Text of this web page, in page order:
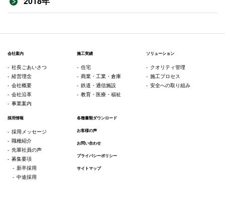
会社案内
社長ごあいさつ
経営理念
会社概要
会社沿革
事業案内
施工実績
住宅
商業・工業・倉庫
鉄道・通信施設
教育・医療・福祉
ソリューション
クオリティ管理
施工プロセス
安全への取り組み
採用情報
採用メッセージ
職種紹介
先輩社員の声
募集要項
新卒採用
中途採用
各種書類ダウンロード
お客様の声
お問い合わせ
プライバシーポリシー
サイトマップ